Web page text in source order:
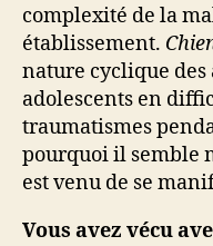
complexité de la
établissement.
nature cyclique des
adolescents en
traumatismes
pourquoi il semble
est venu de se
Vous avez vécu